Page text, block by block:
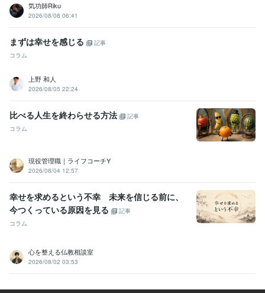
気功師Riku
2026/08/08 06:41
まずは幸せを感じる
記事
コラム
上野 和人
2026/08/05 22:24
比べる人生を終わらせる方法
記事
コラム
現役管理職｜ライフコーチY
2026/08/04 12:57
幸せを求めるという不幸 未来を信じる前に、
今つくっている原因を見る
記事
コラム
心を整える仏教相談室
2026/08/02 03:53